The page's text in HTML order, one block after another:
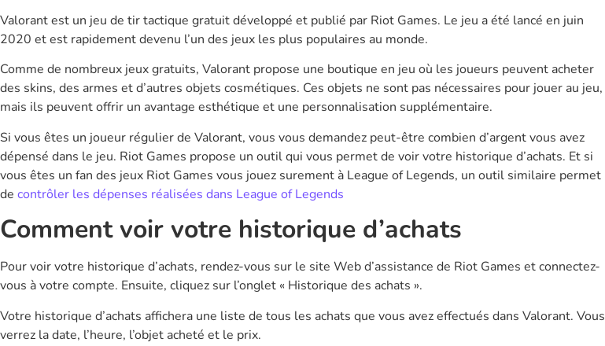
Valorant est un jeu de tir tactique gratuit développé et publié par Riot Games. Le jeu a été lancé en juin
2020 et est rapidement devenu l’un des jeux les plus populaires au monde.
Comme de nombreux jeux gratuits, Valorant propose une boutique en jeu où les joueurs peuvent acheter
des skins, des armes et d’autres objets cosmétiques. Ces objets ne sont pas nécessaires pour jouer au jeu,
mais ils peuvent offrir un avantage esthétique et une personnalisation supplémentaire.
Si vous êtes un joueur régulier de Valorant, vous vous demandez peut-être combien d’argent vous avez
dépensé dans le jeu. Riot Games propose un outil qui vous permet de voir votre historique d’achats. Et si
vous êtes un fan des jeux Riot Games vous jouez surement à League of Legends, un outil similaire permet
de contrôler les dépenses réalisées dans League of Legends
Comment voir votre historique d’achats
Pour voir votre historique d’achats, rendez-vous sur le site Web d’assistance de Riot Games et connectez-
vous à votre compte. Ensuite, cliquez sur l’onglet « Historique des achats ».
Votre historique d’achats affichera une liste de tous les achats que vous avez effectués dans Valorant. Vous
verrez la date, l’heure, l’objet acheté et le prix.